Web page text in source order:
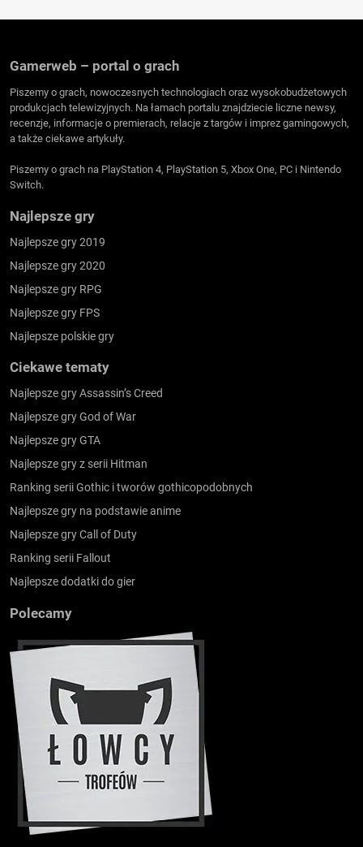
Gamerweb – portal o grach
Piszemy o grach, nowoczesnych technologiach oraz wysokobudżetowych
produkcjach telewizyjnych. Na łamach portalu znajdziecie liczne newsy,
recenzje, informacje o premierach, relacje z targów i imprez gamingowych,
a także ciekawe artykuły.
Piszemy o grach na PlayStation 4, PlayStation 5, Xbox One, PC i Nintendo
Switch.
Najlepsze gry
Najlepsze gry 2019
Najlepsze gry 2020
Najlepsze gry RPG
Najlepsze gry FPS
Najlepsze polskie gry
Ciekawe tematy
Najlepsze gry Assassin’s Creed
Najlepsze gry God of War
Najlepsze gry GTA
Najlepsze gry z serii Hitman
Ranking serii Gothic i tworów gothicopodobnych
Najlepsze gry na podstawie anime
Najlepsze gry Call of Duty
Ranking serii Fallout
Najlepsze dodatki do gier
Polecamy